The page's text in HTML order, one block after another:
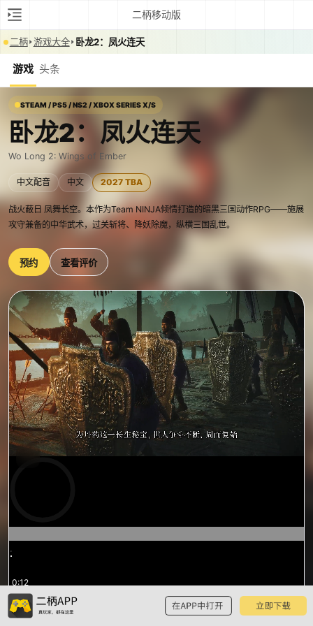
二柄移动版
二柄 游戏大全 卧龙2：凤火连天
游戏 头条
STEAM / PS5 / NS2 / XBOX SERIES X/S
卧龙2：凤火连天
Wo Long 2: Wings of Ember
中文配音 中文 2027 TBA
战火蔽日 凤舞长空。本作为Team NINJA倾情打造的暗黑三国动作RPG——施展
攻守兼备的中华武术，过关斩将、降妖除魔，纵横三国乱世。
预约 查看评价
0:12
/
1:19
1:19
预